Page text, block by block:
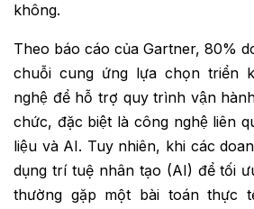
không.
Theo báo cáo của Gartner, 80%
chuỗi cung ứng lựa chọn triển
nghệ để hỗ trợ quy trình vận
chức, đặc biệt là công nghệ liên
liệu và AI. Tuy nhiên, khi các
dụng trí tuệ nhân tạo (AI) để tối
thường gặp một bài toán thực